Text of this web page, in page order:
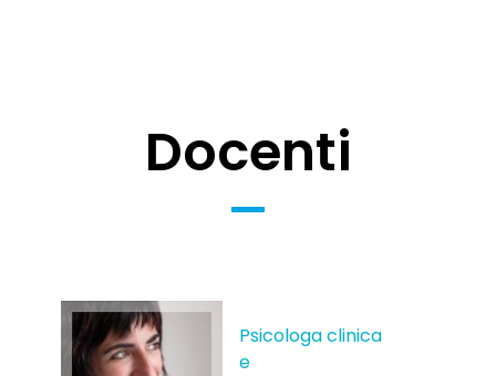
Docenti
Psicologa clinica
e